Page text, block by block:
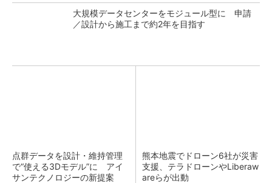
大規模データセンターをモジュール型に 申請
／設計から施工まで約2年を目指す
点群データを設計・維持管理
で“使える3Dモデル”に アイ
サンテクノロジーの新提案
熊本地震でドローン6社が災害
支援、テラドローンやLiberaw
areらが出動